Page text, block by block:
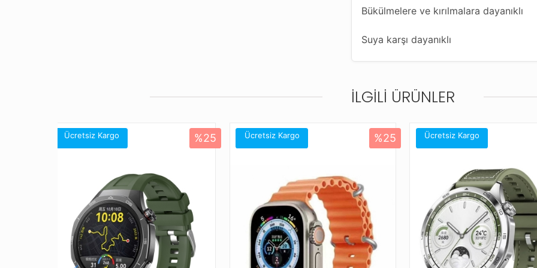
Bükülmelere ve kırılmalara dayanıklı
Suya karşı dayanıklı
Farklı renk seçenekleriyle saatinize
Amazfit Balance
Amazfit Bip 5
Amazfit Falcon
Amazfit GTR (47mm)
Amazfit GTR 2 Classic (46mm)
Amazfit GTR 2 Sport (46mm)
Amazfit GTR 2e (46mm)
Amazfit GTR 3 (46mm)
İLGILI ÜRÜNLER
Ücretsiz Kargo %25 Ücretsiz Kargo %25 Ücretsiz Kargo